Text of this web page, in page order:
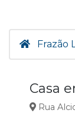
Frazão
Casa
Rua